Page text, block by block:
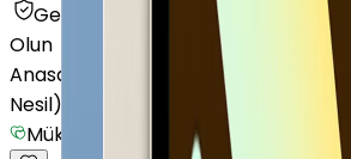
Getmobil Güvencesi
Olun
Anasayfa
Bilgisayar / Tablet Apple
Nesil)
Mükemmel